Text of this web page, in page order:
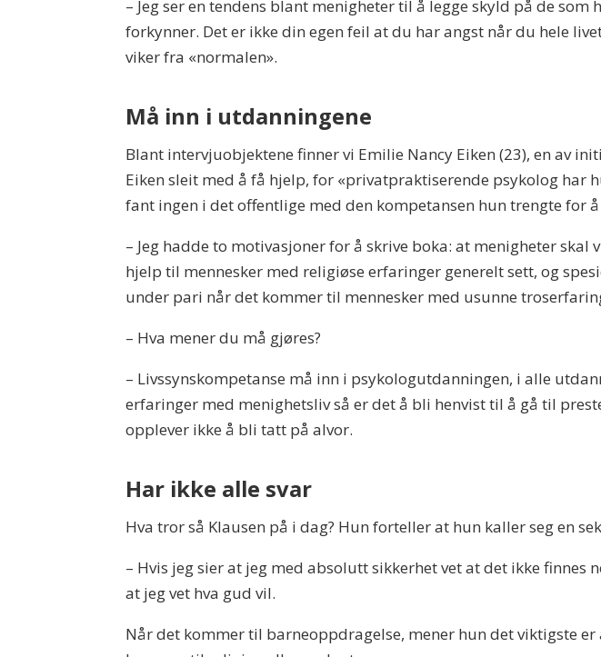
– Jeg ser en tendens blant menigheter til å legge skyld på de
forkynner. Det er ikke din egen feil at du har angst når du hele
viker fra «normalen».
Må inn i utdanningene
Blant intervjuobjektene finner vi Emilie Nancy Eiken (23), en av
Eiken sleit med å få hjelp, for «privatpraktiserende psykolog
fant ingen i det offentlige med den kompetansen hun trengte for
– Jeg hadde to motivasjoner for å skrive boka: at menigheter
hjelp til mennesker med religiøse erfaringer generelt sett, og
under pari når det kommer til mennesker med usunne
– Hva mener du må gjøres?
– Livssynskompetanse må inn i psykologutdanningen, i alle
erfaringer med menighetsliv så er det å bli henvist til å gå til
opplever ikke å bli tatt på alvor.
Har ikke alle svar
Hva tror så Klausen på i dag? Hun forteller at hun kaller seg en
– Hvis jeg sier at jeg med absolutt sikkerhet vet at det ikke
at jeg vet hva gud vil.
Når det kommer til barneoppdragelse, mener hun det viktigste